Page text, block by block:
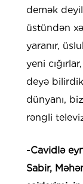
demək
üstündən
yaranır,
yeni
deyə
dünyanı,
rəngli
-Cavidlə
Sabir,